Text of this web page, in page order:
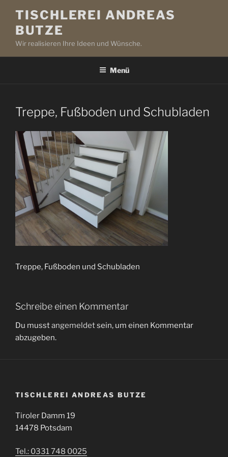
Inhalt
springen
TISCHLEREI ANDREAS
BUTZE
Wir realisieren Ihre Ideen und Wünsche.
Menü
Treppe, Fußboden und Schubladen
Treppe, Fußboden und Schubladen
Schreibe einen Kommentar
Du musstangemeldetsein, um einen Kommentar
abzugeben.
TISCHLEREI ANDREAS BUTZE
Tiroler Damm 19
14478 Potsdam
Tel.: 0331 748 0025